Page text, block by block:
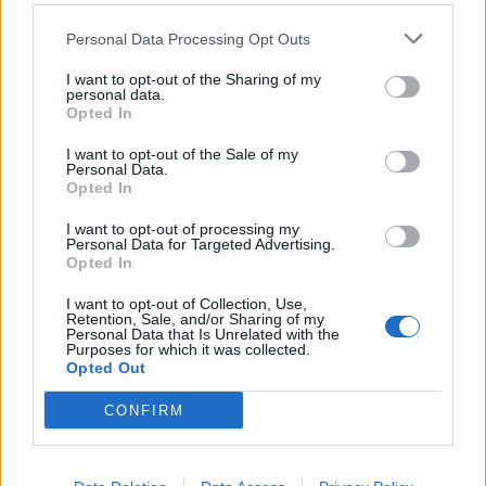
Personal Data Processing Opt Outs
I want to opt-out of the Sharing of my
personal data.
Opted In
I want to opt-out of the Sale of my
Personal Data.
Opted In
I want to opt-out of processing my
Personal Data for Targeted Advertising.
Opted In
I want to opt-out of Collection, Use,
Retention, Sale, and/or Sharing of my
Personal Data that Is Unrelated with the
Purposes for which it was collected.
Opted Out
CONFIRM
29 Lug 2026